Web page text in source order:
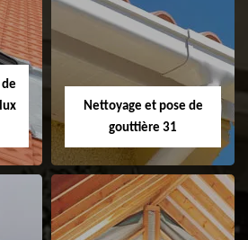
Etanchéité de
faitage et faitière
31
Nettoyage et pose de
gouttière 31